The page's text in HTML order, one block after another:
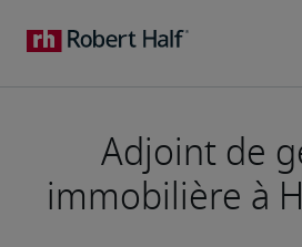
Adjoint de
immobilière à